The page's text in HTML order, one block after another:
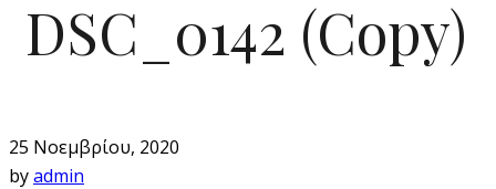
DSC_0142 (Copy)
25 Νοεμβρίου, 2020
byadmin